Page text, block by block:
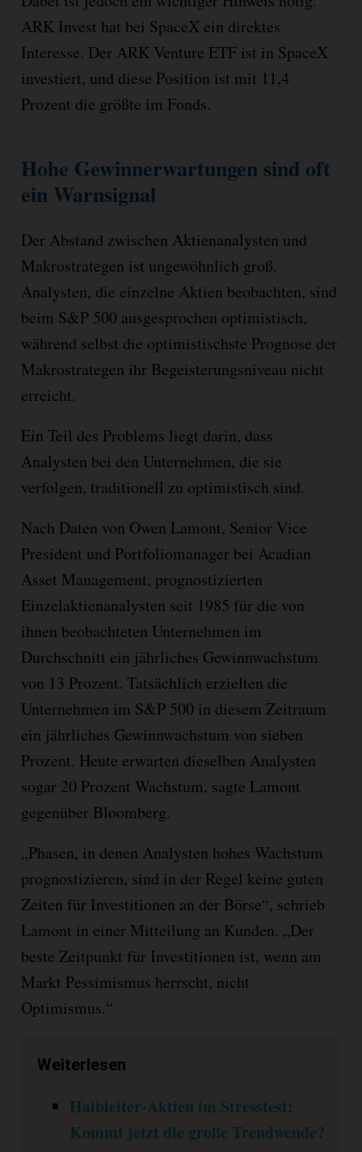
ARK Invest hat bei SpaceX ein direktes
Interesse. Der ARK Venture ETF ist in SpaceX
investiert, und diese Position ist mit 11,4
Prozent die größte im Fonds.
Hohe Gewinnerwartungen sind oft
ein Warnsignal
Der Abstand zwischen Aktienanalysten und
Makrostrategen ist ungewöhnlich groß.
Analysten, die einzelne Aktien beobachten, sind
beim S&P 500 ausgesprochen optimistisch,
während selbst die optimistischste Prognose der
Makrostrategen ihr Begeisterungsniveau nicht
erreicht.
Ein Teil des Problems liegt darin, dass
Analysten bei den Unternehmen, die sie
verfolgen, traditionell zu optimistisch sind.
Nach Daten von Owen Lamont, Senior Vice
President und Portfoliomanager bei Acadian
Asset Management, prognostizierten
Einzelaktienanalysten seit 1985 für die von
ihnen beobachteten Unternehmen im
Durchschnitt ein jährliches Gewinnwachstum
von 13 Prozent. Tatsächlich erzielten die
Unternehmen im S&P 500 in diesem Zeitraum
ein jährliches Gewinnwachstum von sieben
Prozent. Heute erwarten dieselben Analysten
sogar 20 Prozent Wachstum, sagte Lamont
gegenüber Bloomberg.
„Phasen, in denen Analysten hohes Wachstum
prognostizieren, sind in der Regel keine guten
Zeiten für Investitionen an der Börse“, schrieb
Lamont in einer Mitteilung an Kunden. „Der
beste Zeitpunkt für Investitionen ist, wenn am
Markt Pessimismus herrscht, nicht
Optimismus.“
Weiterlesen
Halbleiter-Aktien im Stresstest:
Kommt jetzt die große Trendwende?